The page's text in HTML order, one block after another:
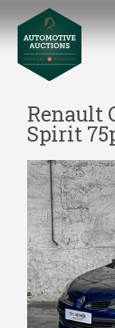
Renault
Spirit